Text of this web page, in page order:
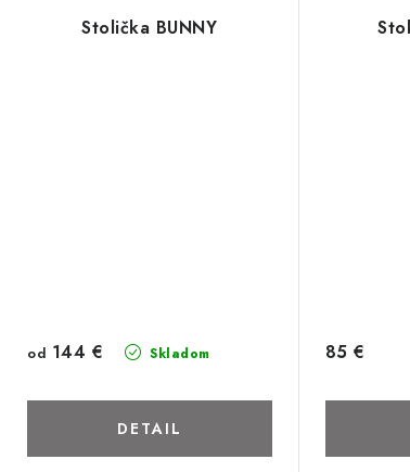
Stolička BUNNY
Skladom
od 144 €
DETAIL
85 €